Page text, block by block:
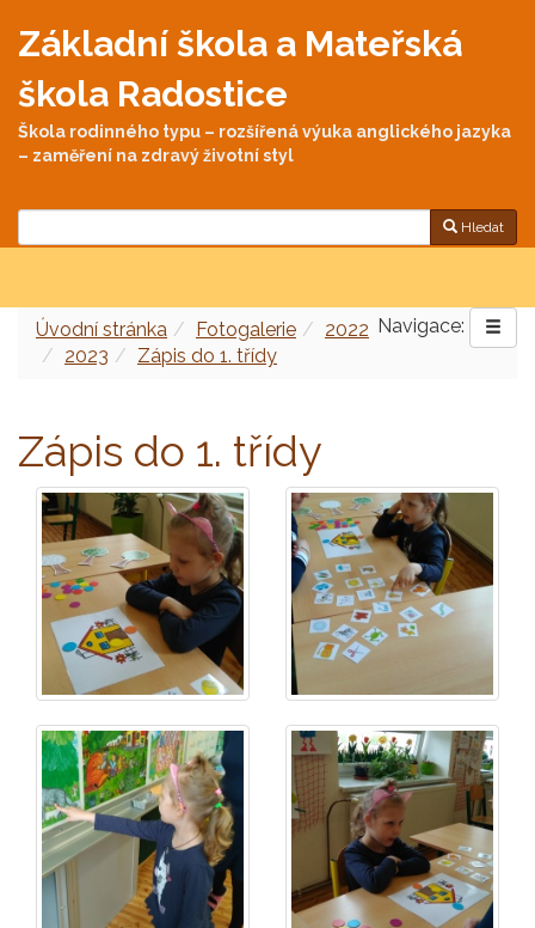
Základní škola a Mateřská
škola Radostice
Škola rodinného typu – rozšířená výuka anglického jazyka
– zaměření na zdravý životní styl
Hledat
Navigace:
Úvodní stránka Fotogalerie
2022
2023
Zápis do 1. třídy
Zápis do 1. třídy